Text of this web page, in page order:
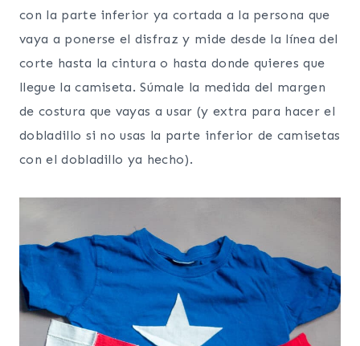
con la parte inferior ya cortada a la persona que
vaya a ponerse el disfraz y mide desde la línea del
corte hasta la cintura o hasta donde quieres que
llegue la camiseta. Súmale la medida del margen
de costura que vayas a usar (y extra para hacer el
dobladillo si no usas la parte inferior de camisetas
con el dobladillo ya hecho).